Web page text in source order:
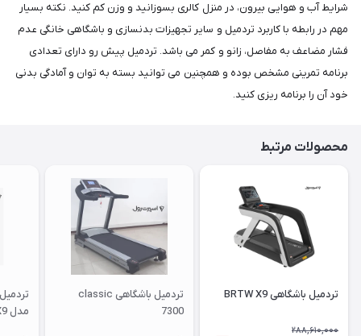
شرایط آب و هوایی بیرون، در منزل کالری بسوزانید و وزن کم کنید. نکته بسیار
مهم در رابطه با کاربرد تردمیل و سایر تجهیزات بدنسازی و باشگاهی خانگی عدم
فشار مضاعف به مفاصل، زانو و کمر می باشد. تردمیل پیش رو دارای تعدادی
برنامه تمرینی مشخص بوده و همچنین می توانید بسته به توان و آمادگی بدنی
خود آن را برنامه ریزی کنید.
محصولات مرتبط
تردمیل باشگاهی BRTW X9
288,610,000
تردمیل باشگاهی classic
7300
مدل X9